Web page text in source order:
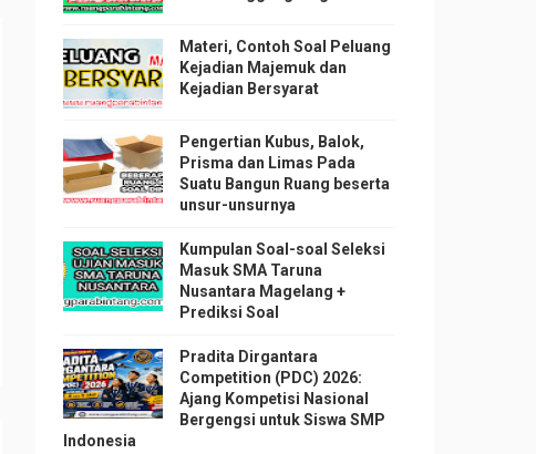
Materi, Contoh Soal Peluang
Kejadian Majemuk dan
Kejadian Bersyarat
Pengertian Kubus, Balok,
Prisma dan Limas Pada
Suatu Bangun Ruang beserta
unsur-unsurnya
Kumpulan Soal-soal Seleksi
Masuk SMA Taruna
Nusantara Magelang +
Prediksi Soal
Pradita Dirgantara
Competition (PDC) 2026:
Ajang Kompetisi Nasional
Bergengsi untuk Siswa SMP
Indonesia